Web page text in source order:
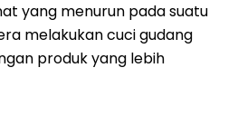
yang menurun pada suatu
melakukan cuci gudang
produk yang lebih